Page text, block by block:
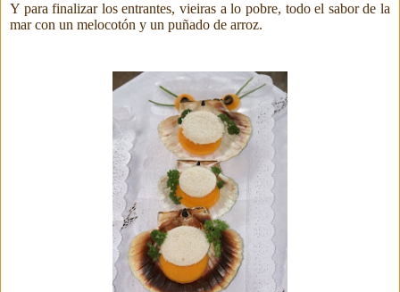
Y para finalizar los entrantes, vieiras a lo pobre, todo el sabor de la
mar con un melocotón y un puñado de arroz.